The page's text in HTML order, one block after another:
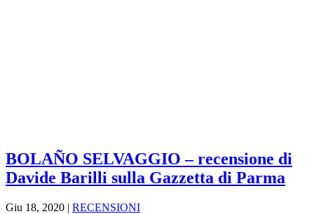
BOLAÑO SELVAGGIO – recensione di
Davide Barilli sulla Gazzetta di Parma
Giu 18, 2020 | RECENSIONI